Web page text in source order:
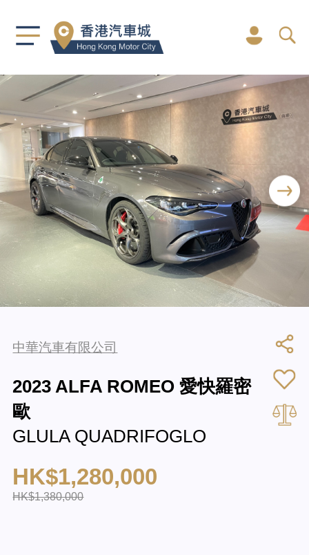
中華汽車有限公司
2023 ALFA ROMEO 愛快羅密
歐
GLULA QUADRIFOGLO
HK$1,280,000
HK$1,380,000